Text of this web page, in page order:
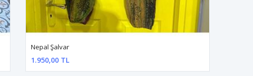
Nepal Şalvar
1.950,00 TL